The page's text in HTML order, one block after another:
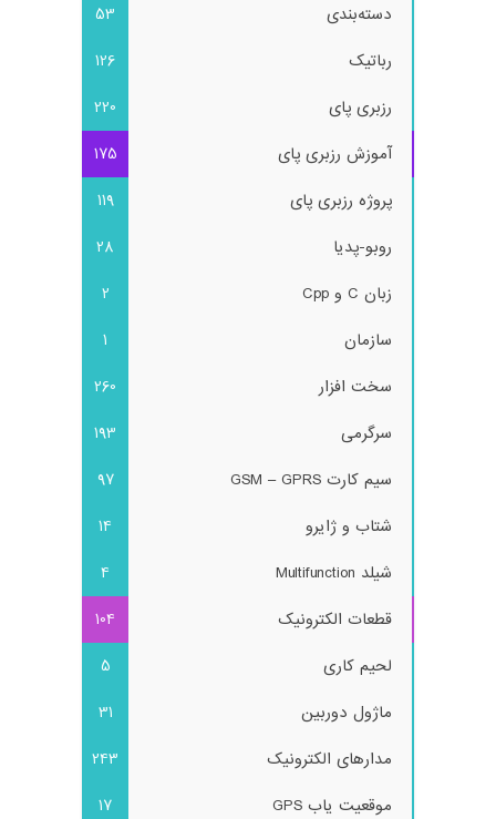
دسته‌بندی
53
رباتیک
126
رزبری پای
220
آموزش رزبری پای
175
پروژه رزبری پای
119
روبو-پدیا
28
زبان C و Cpp
2
سازمان
1
سخت افزار
260
سرگرمی
193
سیم کارت GSM – GPRS
97
شتاب و ژایرو
14
شیلد Multifunction
4
قطعات الکترونیک
104
لحیم کاری
5
ماژول دوربین
31
مدارهای الکترونیک
243
موقعیت یاب GPS
17